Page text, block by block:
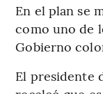
En el plan se
como uno de
Gobierno
El presidente